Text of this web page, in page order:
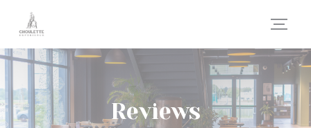
Personalizing your cookie choices
Reviews